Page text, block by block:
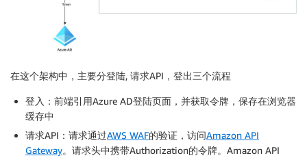
在这个架构中，主要分登陆, 请求API，登出三个流程
登入：前端引用Azure AD登陆页面，并获取令牌，保存在浏览器
缓存中
请求API：请求通过AWS WAF的验证，访问Amazon API
Gateway。请求头中携带Authorization的令牌。Amazon API